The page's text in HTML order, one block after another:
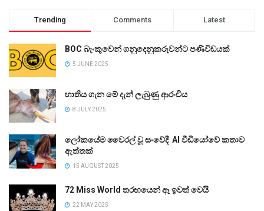
Trending Comments Latest
BOC බැංකුවෙන් ගනුදෙනුකරුවන්ට පණිවිඩයක්
5 JUNE 2025
භාතිය ගැන මේ දැන් ලැබුණු ආරංචිය
8 JULY 2025
ලෝකයේම වෛරල් වූ සංවේදී AI වීඩියෝවේ කතාව
ඇත්තක්
15 AUGUST 2025
72 Miss World තරඟයෙන් ඈ ඉවත් වෙයි
22 MAY 2025